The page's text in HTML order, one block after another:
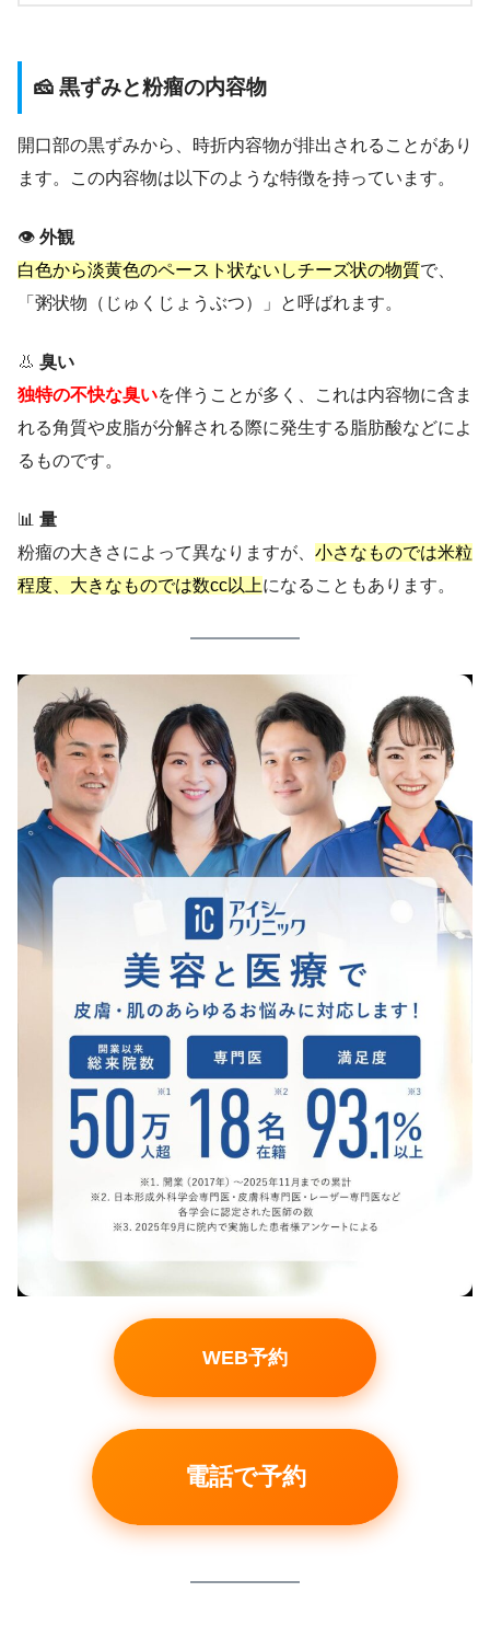
🧀 黒ずみと粉瘤の内容物
開口部の黒ずみから、時折内容物が排出されることがあり
ます。この内容物は以下のような特徴を持っています。
👁️ 外観
白色から淡黄色のペースト状ないしチーズ状の物質で、
「粥状物（じゅくじょうぶつ）」と呼ばれます。
👃 臭い
独特の不快な臭いを伴うことが多く、これは内容物に含ま
れる角質や皮脂が分解される際に発生する脂肪酸などによ
るものです。
📊 量
粉瘤の大きさによって異なりますが、 小さなものでは米粒
程度、大きなものでは数cc以上になることもあります。
WEB予約
電話で予約